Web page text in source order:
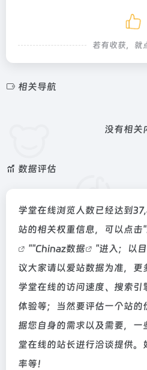
若有收获，就
相关导航
没有相关
数据评估
学堂在线浏览人数已经达到
站的相关权重信息，可以点击"
""Chinaz数据
"进入；以
议大家请以爱站数据为准，更
学堂在线的访问速度、搜索
体验等；当然要评估一个站
据您自身的需求以及需要，
堂在线的站长进行洽谈提供
率等！